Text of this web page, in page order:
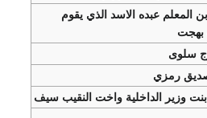
عبده الاسد الذي يقوم
رمزي
الداخلية واخت النقيب سيف